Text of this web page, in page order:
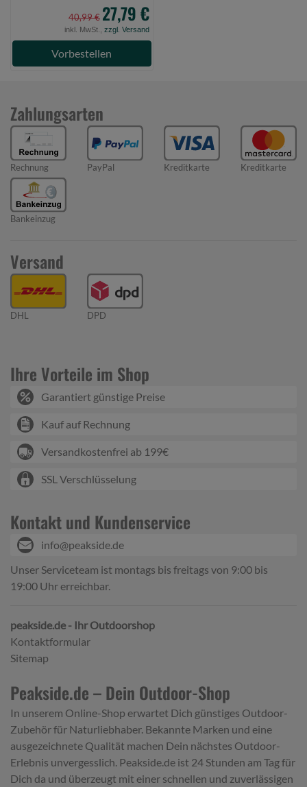
40,99 € 27,79 €
inkl. MwSt., zzgl. Versand
Vorbestellen
Zahlungsarten
Rechnung PayPal Kreditkarte Kreditkarte
Bankeinzug
Versand
DHL DPD
Ihre Vorteile im Shop
Garantiert günstige Preise
Kauf auf Rechnung
Versandkostenfrei ab 199€
SSL Verschlüsselung
Kontakt und Kundenservice
info@peakside.de
Unser Serviceteam ist montags bis freitags von 9:00 bis
19:00 Uhr erreichbar.
peakside.de - Ihr Outdoorshop
Kontaktformular
Sitemap
Peakside.de – Dein Outdoor-Shop
In unserem Online-Shop erwartet Dich günstiges Outdoor-
Zubehör für Naturliebhaber. Bekannte Marken und eine
ausgezeichnete Qualität machen Dein nächstes Outdoor-
Erlebnis unvergesslich. Peakside.de ist 24 Stunden am Tag für
Dich da und überzeugt mit einer schnellen und zuverlässigen